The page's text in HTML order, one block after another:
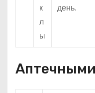
к
л
ы
день.